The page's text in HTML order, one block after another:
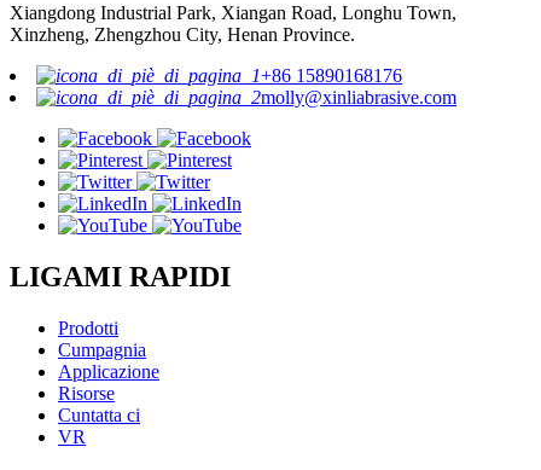
Xiangdong Industrial Park, Xiangan Road, Longhu Town,
Xinzheng, Zhengzhou City, Henan Province.
+86 15890168176
molly@xinliabrasive.com
LIGAMI RAPIDI
Prodotti
Cumpagnia
Applicazione
Risorse
Cuntatta ci
VR